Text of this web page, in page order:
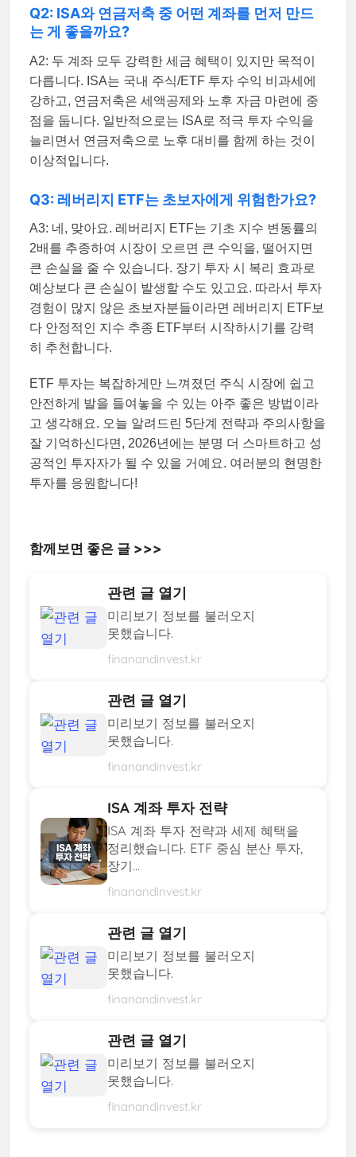
Q2: ISA와 연금저축 중 어떤 계좌를 먼저 만드
는 게 좋을까요?
A2: 두 계좌 모두 강력한 세금 혜택이 있지만 목적이
다릅니다. ISA는 국내 주식/ETF 투자 수익 비과세에
강하고, 연금저축은 세액공제와 노후 자금 마련에 중
점을 둡니다. 일반적으로는 ISA로 적극 투자 수익을
늘리면서 연금저축으로 노후 대비를 함께 하는 것이
이상적입니다.
Q3: 레버리지 ETF는 초보자에게 위험한가요?
A3: 네, 맞아요. 레버리지 ETF는 기초 지수 변동률의
2배를 추종하여 시장이 오르면 큰 수익을, 떨어지면
큰 손실을 줄 수 있습니다. 장기 투자 시 복리 효과로
예상보다 큰 손실이 발생할 수도 있고요. 따라서 투자
경험이 많지 않은 초보자분들이라면 레버리지 ETF보
다 안정적인 지수 추종 ETF부터 시작하시기를 강력
히 추천합니다.
ETF 투자는 복잡하게만 느껴졌던 주식 시장에 쉽고
안전하게 발을 들여놓을 수 있는 아주 좋은 방법이라
고 생각해요. 오늘 알려드린 5단계 전략과 주의사항을
잘 기억하신다면, 2026년에는 분명 더 스마트하고 성
공적인 투자자가 될 수 있을 거예요. 여러분의 현명한
투자를 응원합니다!
함께보면 좋은 글 >>>
관련 글 열기
미리보기 정보를 불러오지
못했습니다.
finanandinvest.kr
관련 글 열기
미리보기 정보를 불러오지
못했습니다.
finanandinvest.kr
ISA 계좌 투자 전략
ISA 계좌 투자 전략과 세제 혜택을
정리했습니다. ETF 중심 분산 투자,
장기...
finanandinvest.kr
관련 글 열기
미리보기 정보를 불러오지
못했습니다.
finanandinvest.kr
관련 글 열기
미리보기 정보를 불러오지
못했습니다.
finanandinvest.kr